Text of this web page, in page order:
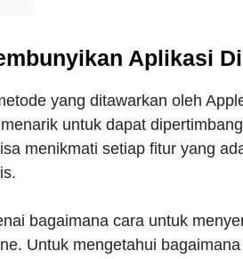
Aplikasi
yang ditawarkan oleh
untuk dapat
menikmati setiap fitur yang
bagaimana cara untuk
Untuk mengetahui